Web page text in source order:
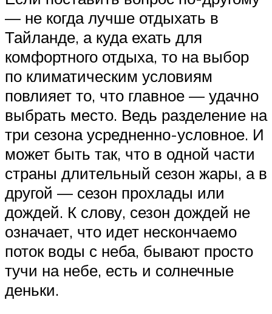
— не когда лучше отдыхать в
Тайланде, а куда ехать для
комфортного отдыха, то на выбор
по климатическим условиям
повлияет то, что главное — удачно
выбрать место. Ведь разделение на
три сезона усредненно-условное. И
может быть так, что в одной части
страны длительный сезон жары, а в
другой — сезон прохлады или
дождей. К слову, сезон дождей не
означает, что идет нескончаемо
поток воды с неба, бывают просто
тучи на небе, есть и солнечные
деньки.